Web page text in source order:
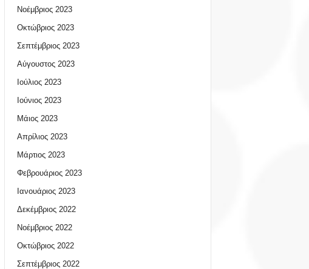
Νοέμβριος 2023
Οκτώβριος 2023
Σεπτέμβριος 2023
Αύγουστος 2023
Ιούλιος 2023
Ιούνιος 2023
Μάιος 2023
Απρίλιος 2023
Μάρτιος 2023
Φεβρουάριος 2023
Ιανουάριος 2023
Δεκέμβριος 2022
Νοέμβριος 2022
Οκτώβριος 2022
Σεπτέμβριος 2022